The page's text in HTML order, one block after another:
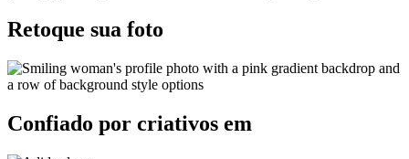
Retoque sua foto
Confiado por criativos em